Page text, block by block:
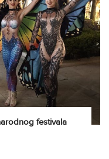
festivala